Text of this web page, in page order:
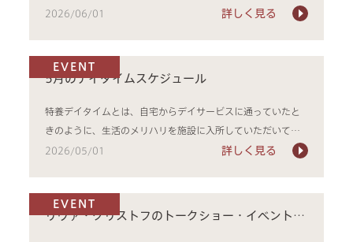
らも続けてい...
2026/06/01 詳しく見る
EVENT
5月のデイタイムスケジュール
特養デイタイムとは、自宅からデイサービスに通っていたと
きのように、生活のメリハリを施設に入所していただいてか
らも続けてい...
2026/05/01 詳しく見る
EVENT
リヴァ・クリストフのトークショー・イベントを